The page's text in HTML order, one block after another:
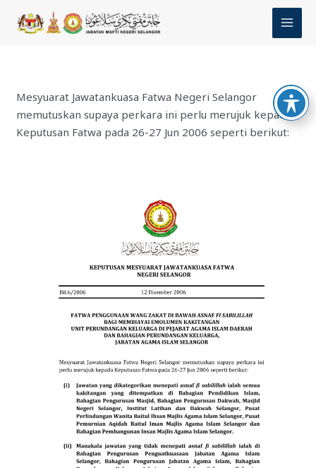
Mesyuarat Jawatankuasa Fatwa Negeri Selangor
memutuskan supaya perkara ini perlu merujuk kepada
Keputusan Fatwa pada 26-27 Jun 2006 seperti berikut: